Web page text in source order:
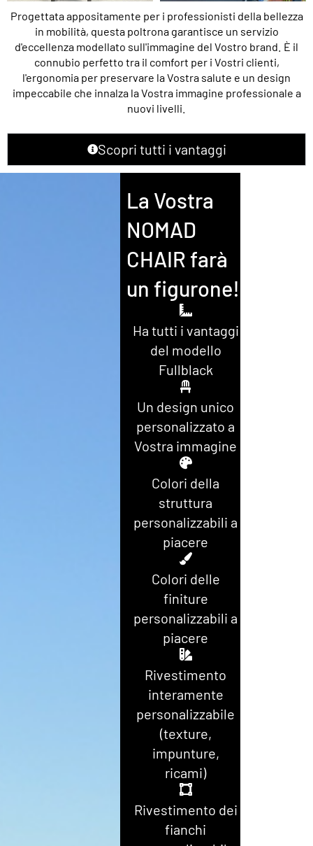
Progettata appositamente per i professionisti della bellezza
in mobilità, questa poltrona garantisce un servizio
d'eccellenza modellato sull'immagine del Vostro brand. È il
connubio perfetto tra il comfort per i Vostri clienti,
l'ergonomia per preservare la Vostra salute e un design
impeccabile che innalza la Vostra immagine professionale a
nuovi livelli.
Scopri tutti i vantaggi
La Vostra
NOMAD
CHAIR farà
un figurone!
Ha tutti i vantaggi
del modello
Fullblack
Un design unico
personalizzato a
Vostra immagine
Colori della
struttura
personalizzabili a
piacere
Colori delle
finiture
personalizzabili a
piacere
Rivestimento
interamente
personalizzabile
(texture,
impunture,
ricami)
Rivestimento dei
fianchi